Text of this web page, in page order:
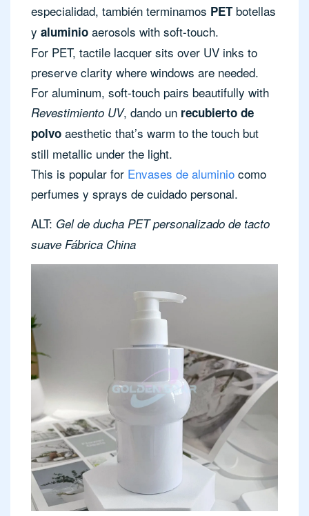
especialidad, también terminamos PETbotellas
y aluminio aerosols with soft-touch.
For PET, tactile lacquer sits over UV inks to
preserve clarity where windows are needed.
For aluminum, soft-touch pairs beautifully with
Revestimiento UV, dando un recubierto de
polvo aesthetic that’s warm to the touch but
still metallic under the light.
This is popular for Envases de aluminio como
perfumes y sprays de cuidado personal.
ALT: Gel de ducha PET personalizado de tacto
suave Fábrica China